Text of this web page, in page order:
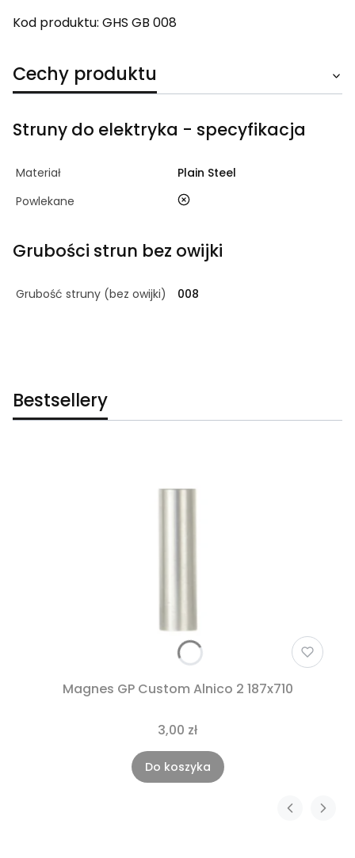
Kod produktu: GHS GB 008
Cechy produktu
Struny do elektryka - specyfikacja
Materiał
Plain Steel
Powlekane
nie
Grubości strun bez owijki
Grubość struny (bez owijki) 008
Bestsellery
Magnes GP Custom Alnico 2 187x710
3,00 zł
Do koszyka